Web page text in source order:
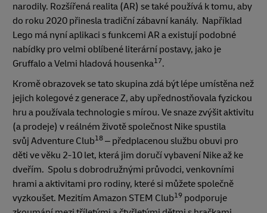
narodily. Rozšířená realita (AR) se také používá k tomu, aby
do roku 2020 přinesla tradiční zábavní kanály. Například
Lego má nyní aplikaci s funkcemi AR a existují podobné
nabídky pro velmi oblíbené literární postavy, jako je
Gruffalo a Velmi hladová housenka17.
Kromě obrazovek se tato skupina zdá být lépe umístěna než
jejich kolegové z generace Z, aby upřednostňovala fyzickou
hru a používala technologie s mírou. Ve snaze zvýšit aktivitu
(a prodeje) v reálném životě společnost Nike spustila
svůj Adventure Club18 – předplacenou službu obuvi pro
děti ve věku 2-10 let, která jim doručí vybavení Nike až ke
dveřím. Spolu s dobrodružnými průvodci, venkovními
hrami a aktivitami pro rodiny, které si můžete společně
vyzkoušet. Mezitím Amazon STEM Club19 podporuje